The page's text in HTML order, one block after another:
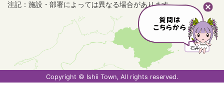
注記：施設・部署によっては異なる場合があります。
Copyright © Ishii Town, All rights reserved.